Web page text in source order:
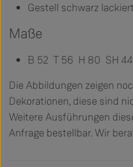
Gestell schwarz lackiert
Maße
B 52 T 56 H 80 SH
Die Abbildungen zeigen
Dekorationen, diese sind
Weitere Ausführungen
Anfrage bestellbar. Wir